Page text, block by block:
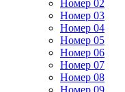
Номер 02
Номер 03
Номер 04
Номер 05
Номер 06
Номер 07
Номер 08
Номер 09